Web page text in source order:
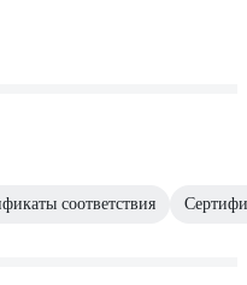
соответствия